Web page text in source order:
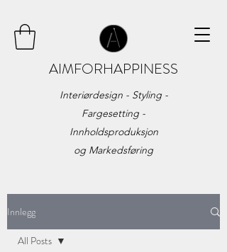
AIMFORHAPPINESS
Interiørdesign - Styling -
Fargesetting -
Innholdsproduksjon
og Markedsføring
Innlegg
All Posts